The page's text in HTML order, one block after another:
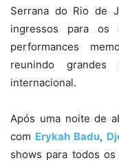
Serrana do Rio de
ingressos para os
performances
reunindo
internacional.
Após uma noite de
com Erykah Badu,
shows para todos